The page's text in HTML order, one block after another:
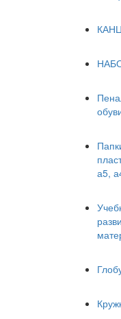
а5,